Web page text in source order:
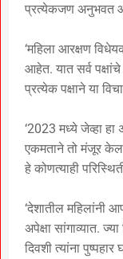
प्रत्येकजण अनुभवत
‘महिला आरक्षण
आहेत. यात सर्व
प्रत्येक पक्षाने या
‘2023 मध्ये जेव्हा हा
एकमताने तो मंजूर केला
हे कोणत्याही
‘देशातील महिलांनी
अपेक्षा सांगाव्यात.
दिवशी त्यांना